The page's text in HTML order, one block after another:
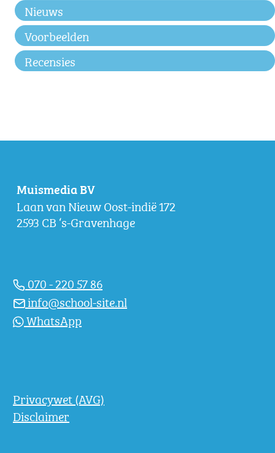
Nieuws
Voorbeelden
Recensies
Muismedia BV
Laan van Nieuw Oost-indië 172
2593 CB ‘s-Gravenhage
070 - 220 57 86
info@school-site.nl
WhatsApp
Privacywet (AVG)
Disclaimer